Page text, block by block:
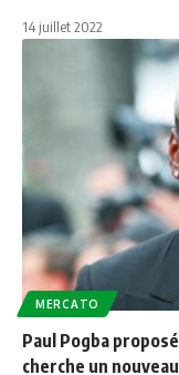
14 juillet 2022
MERCATO
Paul Pogba
cherche un